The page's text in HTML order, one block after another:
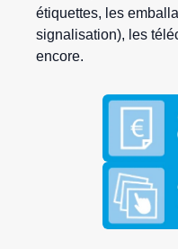
étiquettes, les
signalisation), les
encore.